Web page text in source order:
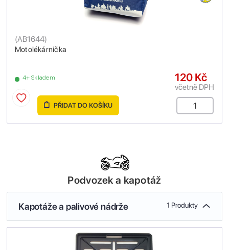
Motolékárnička
(AB1644)
4+ Skladem 120 Kč
včetně DPH
PŘIDAT DO KOŠÍKU
Podvozek a kapotáž
Kapotáže a palivové nádrže 1 Produkty